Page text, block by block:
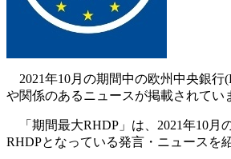
2021年10月の期間中の欧州中央銀行
や関係のあるニュースが掲載されてい
「期間最大RHDP」は、2021年10月
RHDPとなっている発言・ニュースを